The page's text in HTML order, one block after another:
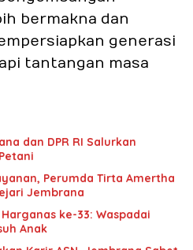
bermakna dan
generasi
tantangan masa
dan DPR RI Salurkan
Perumda Tirta Amertha
Jembrana
ke-33: Waspadai
Anak